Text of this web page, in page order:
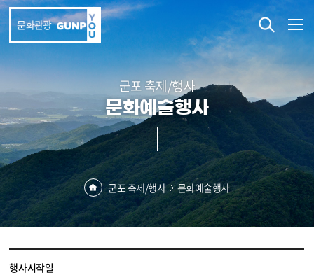
본문 바로가기
문화관광
군포 축제/행사
문화예술행사
군포 축제/행사 문화예술행사
행사시작일